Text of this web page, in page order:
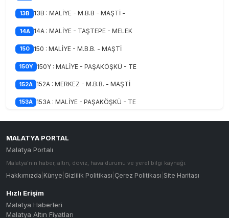
13B 13B : MALİYE - M.B.B - MAŞTİ -
14A 14A : MALİYE - TAŞTEPE - MELEK
150 150 : MALİYE - M.B.B. - MAŞTİ
150Y 150Y : MALİYE - PAŞAKÖŞKÜ - TE
152A 152A : MERKEZ - M.B.B. - MAŞTİ
153A 153A : MALİYE - PAŞAKÖŞKÜ - TE
153B 153B : MALİYE - M.B.B. - MAŞTİ
15A 15A : AKPINAR - H.HALİL ÇİFTLİ
15A-C
16B 16B : MALİYE - ORDUZU - BAHÇEB
16C 16C : İNÖNÜ UNV. - CANKOÇ
16K 16K : MALİYE - ÇEVRE YOLU - TE
MALATYA PORTAL
Malatya Portalı
Malatya'nın haber, altın, döviz, hava durumu ve yerel bilgi kaynağı.
Hakkımızda Künye Gizlilik Politikası Çerez Politikası Site Haritası
Hızlı Erişim
Malatya Haberleri
Malatya Altın Fiyatları